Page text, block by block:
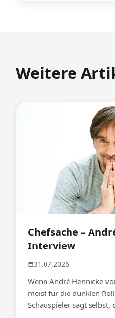
Weitere
Chefsache –
Interview
31.07.2026
Wenn André Hennicke
meist für die dunklen
Schauspieler sagt selbst,